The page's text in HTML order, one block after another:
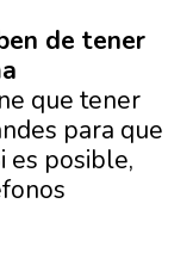
de tener
que tener
para que
es posible,